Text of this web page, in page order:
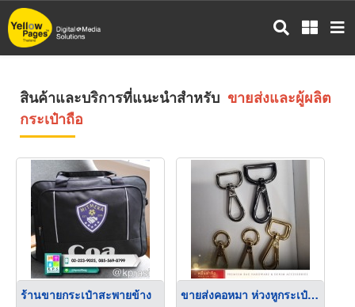
ข้าม
ไป
สินค้าและบริการที่แนะนำสำหรับ ขายส่งและผู้ผลิต
กระเป๋าถือ
ร้านขายกระเป๋าสะพายข้าง ขายส่งคอหมา ห่วงหูกระเป๋า ตะขอก้ามปู ตัวปรับสาย